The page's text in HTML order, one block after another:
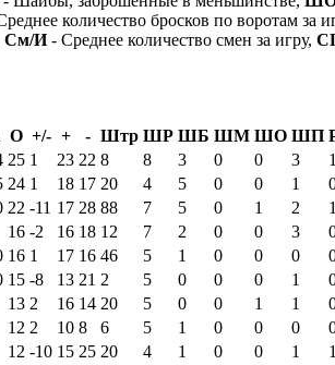
количество бросков по воротам за
См/И- Среднее количество смен за игру,
О +/- + - Штр ШР ШБ ШМ ШО ШП
25 1 23 22 8 8 3 0 0 3 1
24 1 18 17 20 4 5 0 0 1
22 -11 17 28 88 7 5 0 1 2 1
16 -2 16 18 12 7 2 0 0 3
16 1 17 16 46 5 1 0 0 0
15 -8 13 21 2 5 0 0 0 1
13 2 16 14 20 5 0 0 1 1
12 2 10 8 6 5 1 0 0 0
12 -10 15 25 20 4 1 0 0 1 1